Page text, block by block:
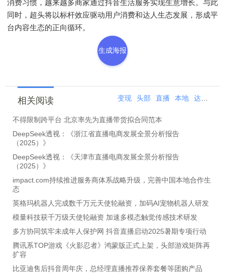
消费习惯，越来越多商家通过抖音生活服务实现生意增长。与此
同时，超头将以标杆效应驱动用户消费和达人生态发展，形成平
台内容生态的正向循环。
生成海报
相关阅读 变现 头部 直播 本地 达人
不得限制跨平台 北京率先为直播带货拟合同范本
DeepSeek透视：《浙江省直播电商发展全景分析报告
（2025）》
DeepSeek透视：《天津市直播电商发展全景分析报告
（2025）》
impact.com持续推进服务商体系战略升级，完善中国本地合作生
态
英格玛机器人完成数千万元天使轮融资，加码AI宠物机器人研发
模量科技获千万级天使轮融资 加速多模态触觉传感技术研发
多方协同筑牢未成年人保护网 抖音直播启动2025暑期专项行动
腾讯系TOP游戏《火影忍者》鸿蒙版正式上架，头部游戏矩阵再
扩容
比亚迪售后抖音周年庆，总经理直播推荐保养套餐等团购产品